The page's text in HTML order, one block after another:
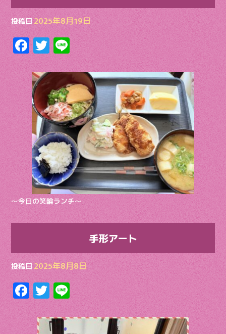
投稿日2025年8月19日
F
ac
e
b
o
o
k
T
w
itt
er
Li
n
e
〜今日の笑輪ランチ〜
手形アート
投稿日 2025年8月8日
F
ac
e
T
w
itt
Li
n
e